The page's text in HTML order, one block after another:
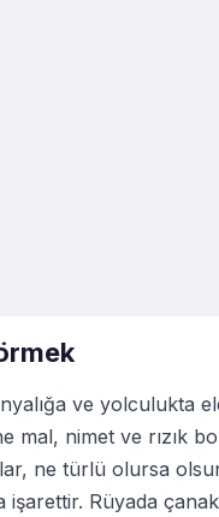
ve yolculukta
mal, nimet ve rızık
ne türlü olursa
işarettir. Rüyada